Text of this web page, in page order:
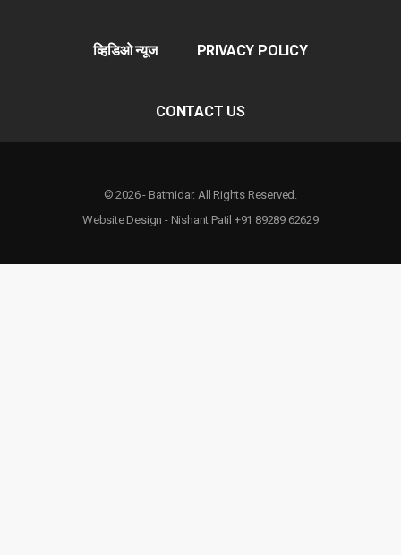
व्हिडिओ न्यूज PRIVACY POLICY
CONTACT US
© 2026 - Batmidar. All Rights Reserved.
Website Design - Nishant Patil +91 89289 62629